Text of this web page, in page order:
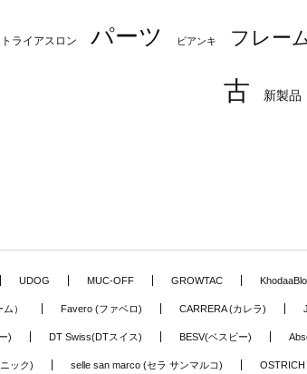
トライアスロン パーツ ビアンキ フレー
古 新製品
UDOG MUC-OFF GROWTAC
） Favero (ファベロ) CARRERA (カレラ)
) DT Swiss(DTスイス) BESV(ベスビー)
ック) selle san marco (セラ サンマルコ)